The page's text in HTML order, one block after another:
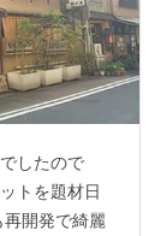
したので
トを題材日
開発で綺麗